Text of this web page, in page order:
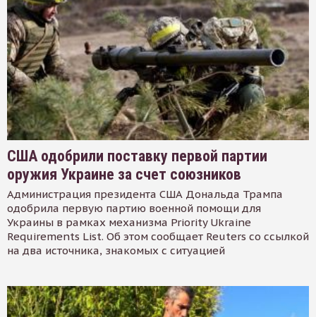
США одобрили поставку первой партии
оружия Украине за счет союзников
Администрация президента США Дональда Трампа
одобрила первую партию военной помощи для
Украины в рамках механизма Priority Ukraine
Requirements List. Об этом сообщает Reuters со ссылкой
на два источника, знакомых с ситуацией